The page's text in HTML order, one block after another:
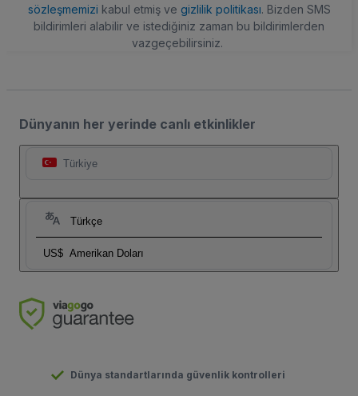
sözleşmemizi kabul etmiş ve gizlilik politikası. Bizden SMS
bildirimleri alabilir ve istediğiniz zaman bu bildirimlerden
vazgeçebilirsiniz.
Dünyanın her yerinde canlı etkinlikler
Türkiye
Türkçe
US$ Amerikan Doları
Dünya standartlarında güvenlik kontrolleri